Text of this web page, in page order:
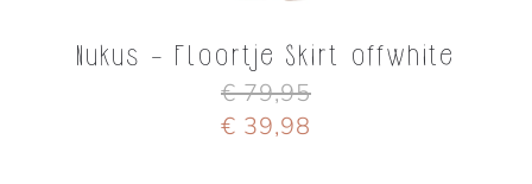
Nukus - Floortje Skirt offwhite
€ 79,95
€ 39,98